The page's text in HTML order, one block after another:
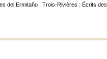
del Ermitaño ; Trois-Rivières : Écrits des